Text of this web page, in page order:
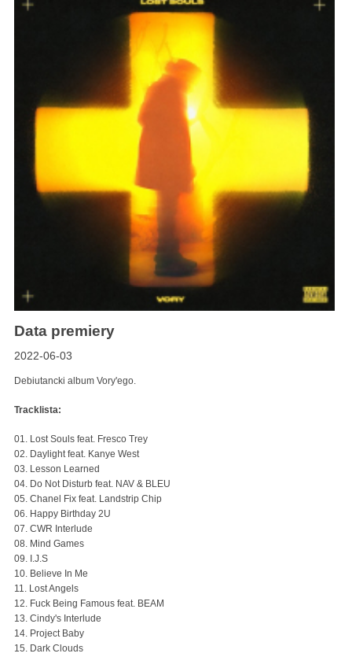
Data premiery
2022-06-03
Debiutancki album Vory'ego.
Tracklista:
01. Lost Souls feat. Fresco Trey
02. Daylight feat. Kanye West
03. Lesson Learned
04. Do Not Disturb feat. NAV & BLEU
05. Chanel Fix feat. Landstrip Chip
06. Happy Birthday 2U
07. CWR Interlude
08. Mind Games
09. I.J.S
10. Believe In Me
11. Lost Angels
12. Fuck Being Famous feat. BEAM
13. Cindy's Interlude
14. Project Baby
15. Dark Clouds